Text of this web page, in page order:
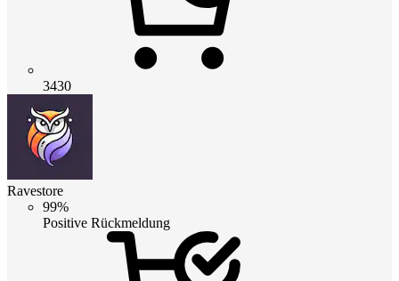
3430
Ravestore
99%
Positive Rückmeldung